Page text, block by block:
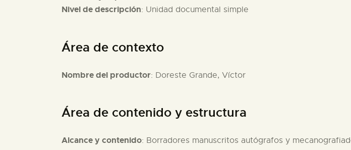
Nivel de descripción: Unidad documental simple
Área de contexto
Nombre del productor: Doreste Grande, Víctor
Área de contenido y estructura
Alcance y contenido: Borradores manuscritos autógrafos y